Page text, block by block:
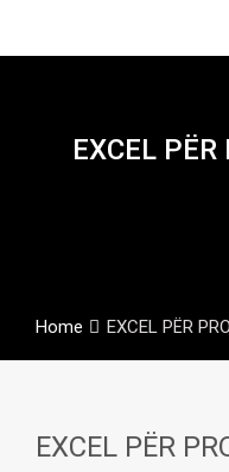
EXCEL
Home EXCEL PËR
EXCEL PËR